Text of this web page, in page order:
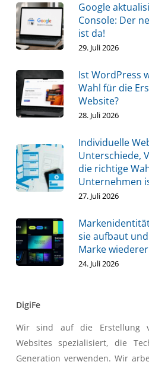
Google
Console: Der
ist da!
29. Juli 2026
Ist WordPress
Wahl für die
Website?
28. Juli 2026
Individuelle
Unterschiede,
die richtige
Unternehmen
27. Juli 2026
sie aufbaut
Marke
24. Juli 2026
DigiFe
Wir sind auf die Erstellung
Websites spezialisiert, die
Generation verwenden. Wir